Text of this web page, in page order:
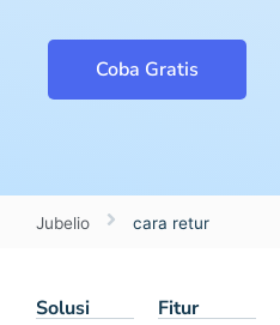
Coba Gratis
Jubelio cara retur
Solusi Fitur